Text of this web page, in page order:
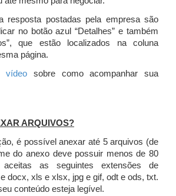
resposta postadas pela empresa são
no botão azul “Detalhes” e também
que estão localizados na coluna
página.
vídeo sobre como acompanhar sua
ARQUIVOS?
é possível anexar até 5 arquivos (de
do anexo deve possuir menos de 80
aceitas as seguintes extensões de
docx, xls e xlsx, jpg e gif, odt e ods, txt.
conteúdo esteja legível.